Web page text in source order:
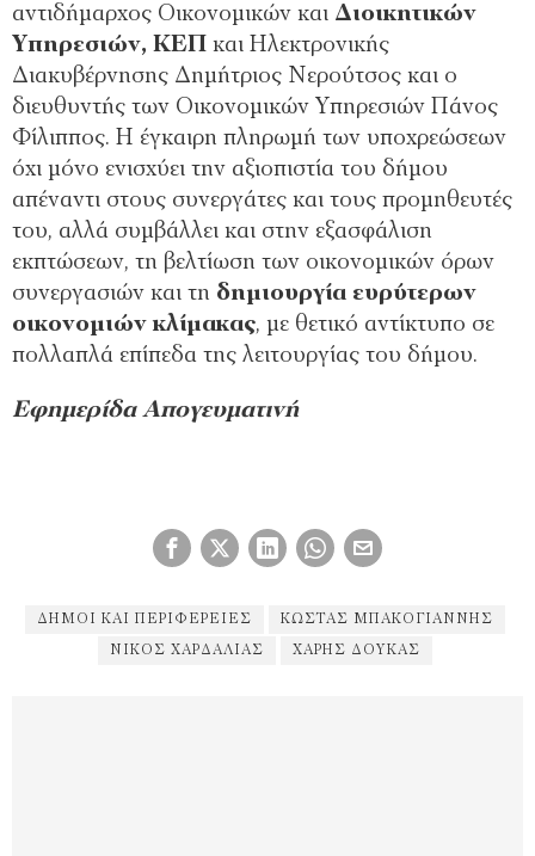
αντιδήμαρχος Οικονομικών και Διοικητικών
Υπηρεσιών, ΚΕΠ και Ηλεκτρονικής
Διακυβέρνησης Δημήτριος Νερούτσος και ο
διευθυντής των Οικονομικών Υπηρεσιών Πάνος
Φίλιππος. Η έγκαιρη πληρωμή των υποχρεώσεων
όχι μόνο ενισχύει την αξιοπιστία του δήμου
απέναντι στους συνεργάτες και τους προμηθευτές
του, αλλά συμβάλλει και στην εξασφάλιση
εκπτώσεων, τη βελτίωση των οικονομικών όρων
συνεργασιών και τη δημιουργία ευρύτερων
οικονομιών κλίμακας, με θετικό αντίκτυπο σε
πολλαπλά επίπεδα της λειτουργίας του δήμου.
Εφημερίδα Απογευματινή
ΔΉΜΟΙ ΚΑΙ ΠΕΡΙΦΈΡΕΙΕΣ ΚΩΣΤΑΣ ΜΠΑΚΟΓΙΆΝΝΗΣ
ΝΙΚΟΣ ΧΑΡΔΑΛΙΆΣ ΧΑΡΗΣ ΔΟΥΚΑΣ